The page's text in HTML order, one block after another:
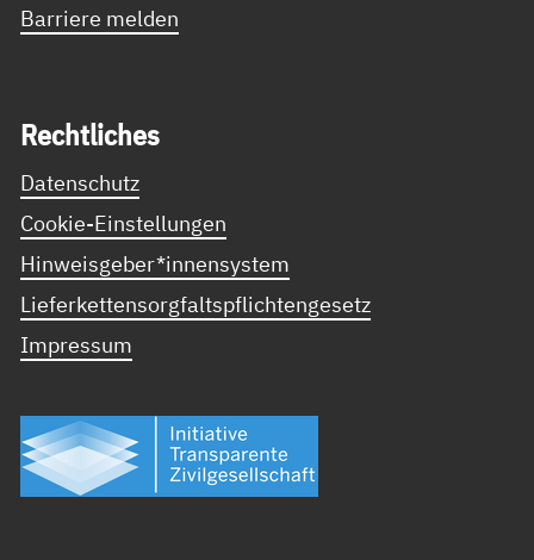
Barriere melden
Recht­li­ches
Datenschutz
Cookie-Einstellungen
Hinweisgeber*innensystem
Lieferkettensorgfaltspflichtengesetz
Impressum